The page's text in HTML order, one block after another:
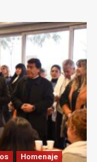
Homenaje